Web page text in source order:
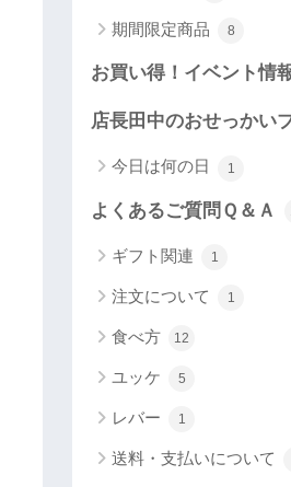
期間限定商品 8
お買い得！イベント情
店長田中のおせっかい
今日は何の日 1
よくあるご質問Ｑ＆Ａ
ギフト関連 1
注文について 1
食べ方 12
ユッケ 5
レバー 1
送料・支払いについて